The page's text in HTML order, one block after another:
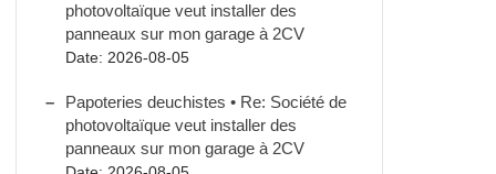
photovoltaïque veut installer des
panneaux sur mon garage à 2CV
Date: 2026-08-05
Papoteries deuchistes • Re: Société de
photovoltaïque veut installer des
panneaux sur mon garage à 2CV